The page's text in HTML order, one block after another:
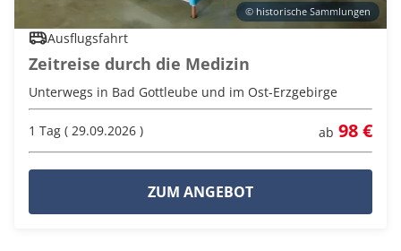
© historische Sammlungen
Ausflugsfahrt
Zeitreise durch die Medizin
Unterwegs in Bad Gottleube und im Ost-Erzgebirge
1 Tag ( 29.09.2026 ) ab 98 €
ZUM ANGEBOT